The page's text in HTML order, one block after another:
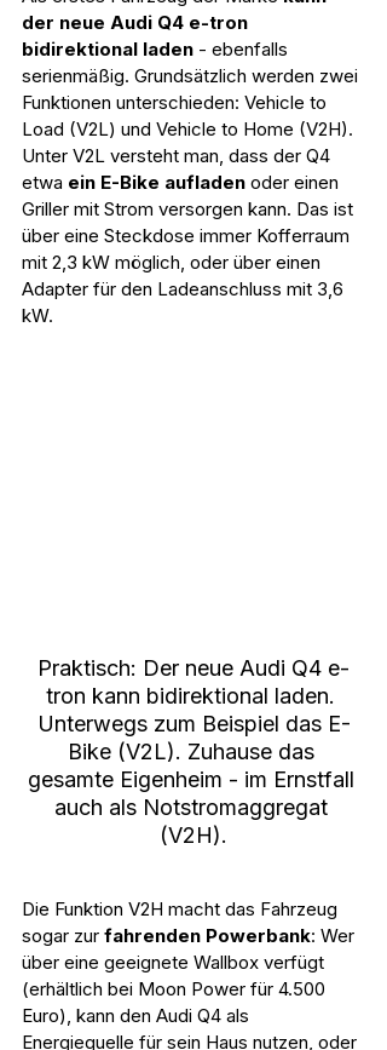
der neue Audi Q4 e-tron
bidirektional laden - ebenfalls
serienmäßig. Grundsätzlich werden zwei
Funktionen unterschieden: Vehicle to
Load (V2L) und Vehicle to Home (V2H).
Unter V2L versteht man, dass der Q4
etwa ein E-Bike aufladen oder einen
Griller mit Strom versorgen kann. Das ist
über eine Steckdose immer Kofferraum
mit 2,3 kW möglich, oder über einen
Adapter für den Ladeanschluss mit 3,6
kW.
Praktisch: Der neue Audi Q4 e-
tron kann bidirektional laden.
Unterwegs zum Beispiel das E-
Bike (V2L). Zuhause das
gesamte Eigenheim - im Ernstfall
auch als Notstromaggregat
(V2H).
Die Funktion V2H macht das Fahrzeug
sogar zur fahrenden Powerbank: Wer
über eine geeignete Wallbox verfügt
(erhältlich bei Moon Power für 4.500
Euro), kann den Audi Q4 als
Energiequelle für sein Haus nutzen, oder